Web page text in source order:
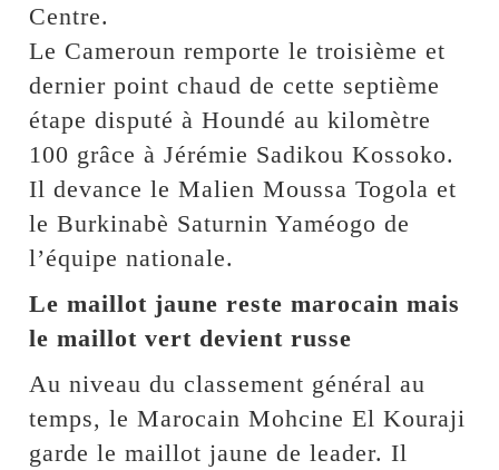
Centre.
Le Cameroun remporte le troisième et
dernier point chaud de cette septième
étape disputé à Houndé au kilomètre
100 grâce à Jérémie Sadikou Kossoko.
Il devance le Malien Moussa Togola et
le Burkinabè Saturnin Yaméogo de
l’équipe nationale.
Le maillot jaune reste marocain mais
le maillot vert devient russe
Au niveau du classement général au
temps, le Marocain Mohcine El Kouraji
garde le maillot jaune de leader. Il